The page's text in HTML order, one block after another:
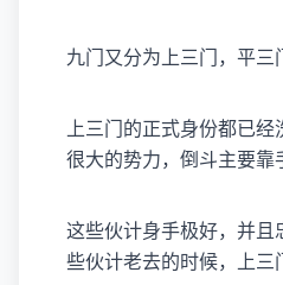
九门又分为上三门，平三
上三门的正式身份都已
很大的势力，倒斗主要靠
这些伙计身手极好，并
些伙计老去的时候，上三